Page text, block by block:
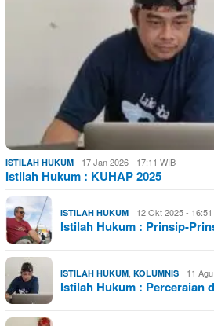
ISTILAH HUKUM 17 Jan 2026 - 17:11 WIB
Istilah Hukum : KUHAP 2025
ISTILAH HUKUM 12 Okt 2025 -
Istilah Hukum : Prinsip-
ISTILAH HUKUM, KOLUMNIS 11
Istilah Hukum : Perceraian